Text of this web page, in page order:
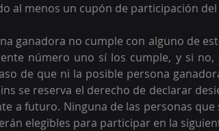
al menos un cupón de participación
ganadora no cumple con alguno de
número uno sí los cumple, y si
de que ni la posible persona
se reserva el derecho de declarar
a futuro. Ninguna de las personas
elegibles para participar en la